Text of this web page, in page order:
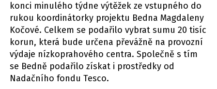
konci minulého týdne výtěžek ze vstupného do
rukou koordinátorky projektu Bedna Magdaleny
Kočové. Celkem se podařilo vybrat sumu 20 tisíc
korun, která bude určena převážně na provozní
výdaje nízkoprahového centra. Společně s tím
se Bedně podařilo získat i prostředky od
Nadačního fondu Tesco.